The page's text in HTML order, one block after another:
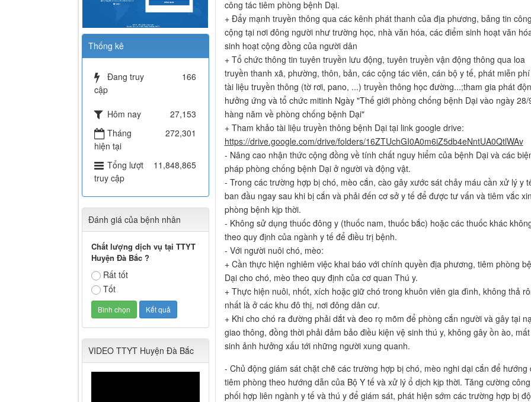
công tác tiêm phòng bệnh Dại.
+ Đẩy mạnh truyền thông qua các kênh phát thanh của địa phương, bảng tin công
cộng tại nơi đông người như trường học, nhà văn hóa, các điểm sinh hoạt văn
sinh hoạt cộng đồng của người dân
+ Tổ chức thông tin tuyên truyền lưu động, tuyên truyền vận động thông qua loa
truyền thanh xã, phường, thôn, bản, các cộng tác viên, cán bộ y tế, phát miễn
tài liệu truyền thông (tờ rơi, pano, ...) truyền thông học đường...;tham gia phát
hưởng ứng và tổ chức mitinh Ngày "Thế giới phòng chống bệnh Dại vào ngày 28/
hàng năm về phòng chống bệnh Dại"
+ Tham khảo tài liệu truyền thông bệnh Dại tại link google drive:
https://drive.google.com/drive/folders/16ZTUchGI0A0m6iZ5db4eNntUA0QtlWAv
- Nâng cao nhận thức cộng đồng về tính chất nguy hiểm của bệnh Dại và các
pháp phòng chống bệnh Dại ở người và động vật.
- Trong các trường hợp bị chó, mèo cắn, cào gây xước sát chảy máu cần xử lý y
ban đầu ngay sau khi bị cắn và phải đến cơ sở y tế để được tư vấn và tiêm vắc xin
phòng bệnh kịp thời.
- Không sử dụng thuốc đông y (thuốc nam, thuốc bắc) hoặc các thuốc khác
theo quy định của ngành y tế để điều trị bệnh.
- Với người nuôi chó, mèo:
+ Cần thực hiện nghiêm việc khai báo với chính quyền địa phương, tiêm phòng
Dại cho chó, mèo theo quy định của cơ quan Thú y.
+ Thực hiện nuôi, nhốt, xích hoặc giữ chó trong khuôn viên gia đình, không thả
nhất là ở các khu đô thị, nơi đông dân cư.
+ Khi cho chó ra đường phải dắt và đeo rọ mõm để phòng cắn người và gây tại
giao thông, đồng thời phải đảm bảo điều kiện vệ sinh thú y, không gây ồn ào,
sinh ảnh hưởng xấu tới những người xung quanh.
- Chủ động giám sát chặt chẽ các trường hợp bị chó, mèo nghi dại cắn để hướng
tiêm phòng theo hướng dẫn của Bộ Y tế và xử lý ổ dịch kịp thời. Tăng cường
phối hợp liên ngành y tế và thú y để giám sát, phát hiện sớm các trường hợp bị
Thống kê
Đang truy
cập
166
Hôm nay
27,153
Tháng
hiện tại
272,301
Tổng lượt
truy cập
11,848,865
Đánh giá của bệnh nhân
Chất lượng dịch vụ tại TTYT
Huyện Đà Bắc ?
Rất tốt
Tốt
VIDEO TTYT Huyện Đà Bắc